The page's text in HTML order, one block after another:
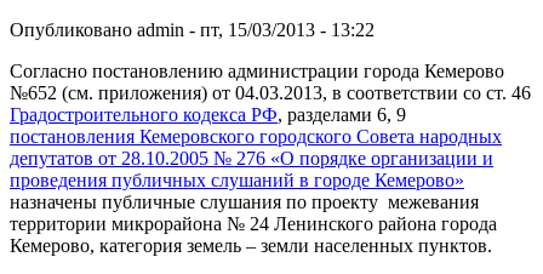
Опубликовано admin - пт, 15/03/2013 - 13:22
Согласно постановлению администрации города Кемерово
№652 (см. приложения) от 04.03.2013, в соответствии со ст. 46
Градостроительного кодекса РФ, разделами 6, 9
постановления Кемеровского городского Совета народных
депутатов от 28.10.2005 № 276 «О порядке организации и
проведения публичных слушаний в городе Кемерово»
назначены публичные слушания по проекту межевания
территории микрорайона № 24 Ленинского района города
Кемерово, категория земель – земли населенных пунктов.